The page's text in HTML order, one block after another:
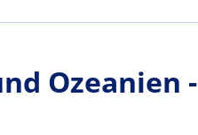
Ozeanien -